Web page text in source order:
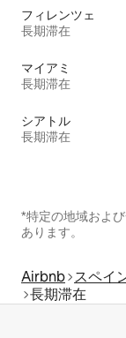
フィレンツェ
長期滞在
マイアミ
長期滞在
シアトル
長期滞在
*特定の地域およ
あります。
Airbnb スペイ
長期滞在